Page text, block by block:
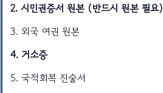
2. 시민권증서 원본 (반드시 원본 필요)
3. 외국 여권 원본
4. 거소증
5. 국적회복 진술서